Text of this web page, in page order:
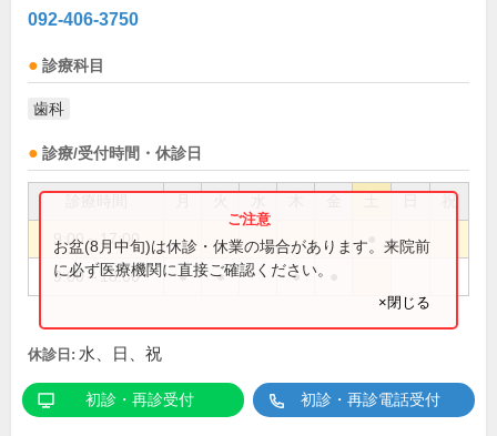
092-406-3750
診療科目
歯科
診療/受付時間・休診日
祝
9:00～17:00
9:00～18:00 ● ● ●
お盆(8月中旬)は休診・休業の場合があります。来院前
に必ず医療機関に直接ご確認ください。
×閉じる
休診日: 水、日、祝
初診・再診受付 初診・再診電話受付